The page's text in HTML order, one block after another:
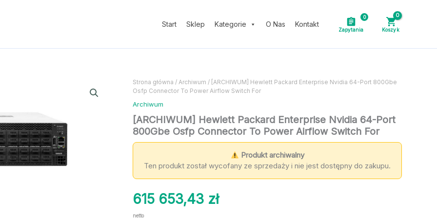
Start Sklep Kategorie O Nas Kontakt
0
Strona główna / Archiwum / [ARCHIWUM] Hewlett Packard Enterprise Nvidia 64-Port 800Gbe
Osfp Connector To Power Airflow Switch For
Archiwum
[ARCHIWUM] Hewlett Packard Enterprise Nvidia 64-Port
800Gbe Osfp Connector To Power Airflow Switch For
Produkt archiwalny
Ten produkt został wycofany ze sprzedaży i nie jest dostępny do zakupu.
615 653,43 zł
netto